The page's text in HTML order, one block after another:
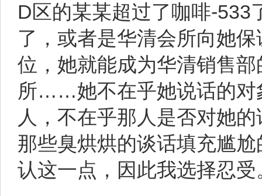
D区的某某超过了咖啡-533
了，或者是华清会所向她
位，她就能成为华清销售
所……她不在乎她说话的对
人，不在乎那人是否对她
那些臭烘烘的谈话填充尴
认这一点，因此我选择忍受